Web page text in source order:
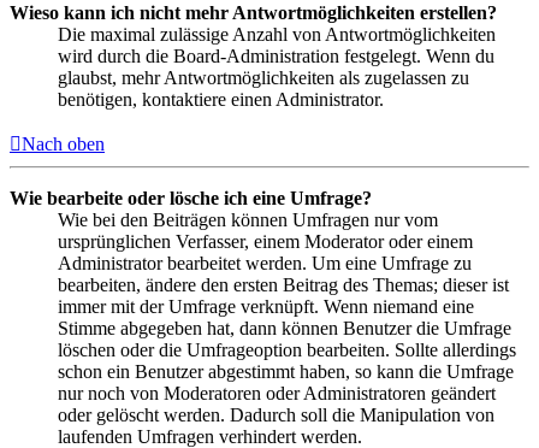
Wieso kann ich nicht mehr Antwortmöglichkeiten erstellen?
Die maximal zulässige Anzahl von Antwortmöglichkeiten
wird durch die Board-Administration festgelegt. Wenn du
glaubst, mehr Antwortmöglichkeiten als zugelassen zu
benötigen, kontaktiere einen Administrator.
Nach oben
Wie bearbeite oder lösche ich eine Umfrage?
Wie bei den Beiträgen können Umfragen nur vom
ursprünglichen Verfasser, einem Moderator oder einem
Administrator bearbeitet werden. Um eine Umfrage zu
bearbeiten, ändere den ersten Beitrag des Themas; dieser ist
immer mit der Umfrage verknüpft. Wenn niemand eine
Stimme abgegeben hat, dann können Benutzer die Umfrage
löschen oder die Umfrageoption bearbeiten. Sollte allerdings
schon ein Benutzer abgestimmt haben, so kann die Umfrage
nur noch von Moderatoren oder Administratoren geändert
oder gelöscht werden. Dadurch soll die Manipulation von
laufenden Umfragen verhindert werden.